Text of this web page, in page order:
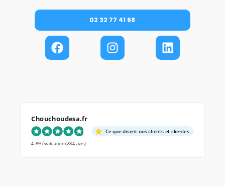
02 32 77 41 68
Chouchoudesa.fr
Ce que disent nos clients et clientes
4.89 évaluation(284 avis)